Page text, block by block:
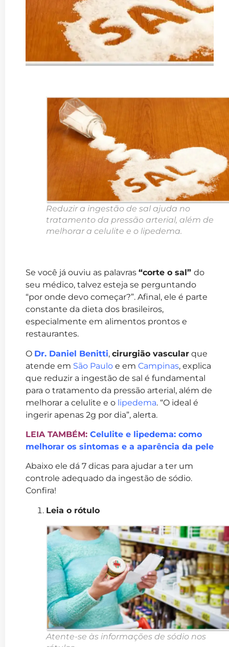
Reduzir a ingestão de sal ajuda no
tratamento da pressão arterial, além de
melhorar a celulite e o lipedema.
Se você já ouviu as palavras “corte o sal” do
seu médico, talvez esteja se perguntando
“por onde devo começar?”. Afinal, ele é parte
constante da dieta dos brasileiros,
especialmente em alimentos prontos e
restaurantes.
O Dr. Daniel Benitti, cirurgião vascular que
atende em São Paulo e em Campinas, explica
que reduzir a ingestão de sal é fundamental
para o tratamento da pressão arterial, além de
melhorar a celulite e o lipedema. “O ideal é
ingerir apenas 2g por dia”, alerta.
LEIA TAMBÉM: Celulite e lipedema: como
melhorar os sintomas e a aparência da pele
Abaixo ele dá 7 dicas para ajudar a ter um
controle adequado da ingestão de sódio.
Confira!
Leia o rótulo
Atente-se às informações de sódio nos